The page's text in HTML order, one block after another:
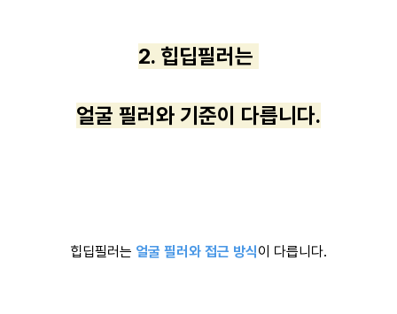
2. 힙딥필러는
얼굴 필러와 기준이 다릅니다.
힙딥필러는 얼굴 필러와 접근 방식이 다릅니다.